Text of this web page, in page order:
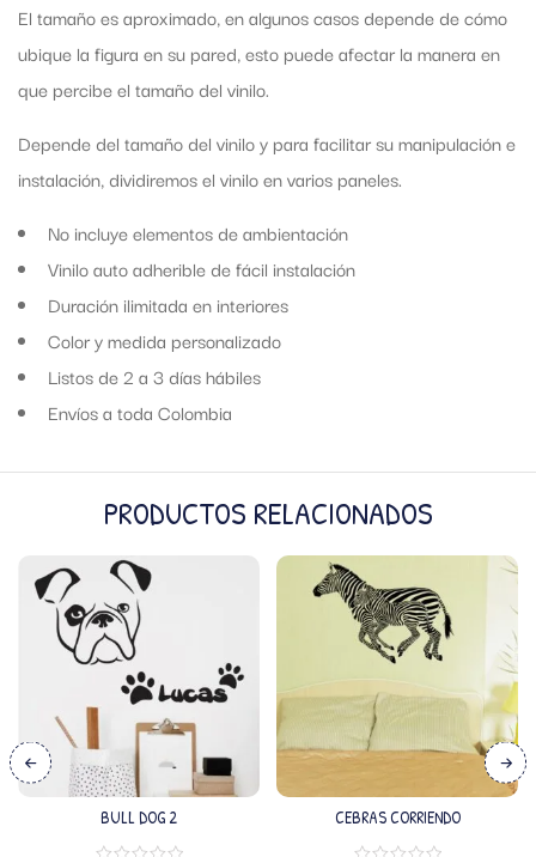
El tamaño es aproximado, en algunos casos depende de cómo
ubique la figura en su pared, esto puede afectar la manera en
que percibe el tamaño del vinilo.
Depende del tamaño del vinilo y para facilitar su manipulación e
instalación, dividiremos el vinilo en varios paneles.
No incluye elementos de ambientación
Vinilo auto adherible de fácil instalación
Duración ilimitada en interiores
Color y medida personalizado
Listos de 2 a 3 días hábiles
Envíos a toda Colombia
PRODUCTOS RELACIONADOS
BULL DOG 2 CEBRAS CORRIENDO